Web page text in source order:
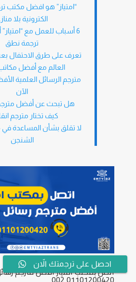
“امتياز” هو افضل مكتب
الكترونية بلا
6 أسباب للعمل مع
ترجمة نطق
تعرف على طرق الاحتفال
العالم مع أفضل
مترجم الرسائل العلمية
الآن
هل تبحث عن أفضل
كيف تختار مترجم
لا تقلق بشأن المساعدة
الشنجن
اتصل بمكتب امتياز أفضل مترجم
احصل على ترجمتك الاّن